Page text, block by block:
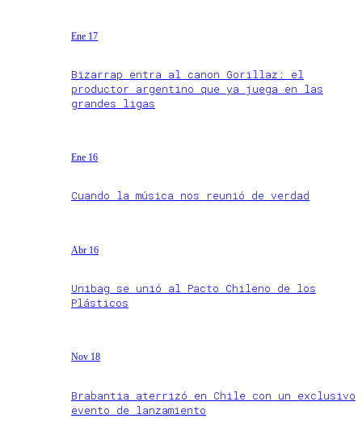
Ene 17
Bizarrap entra al canon Gorillaz: el
productor argentino que ya juega en las
grandes ligas
Ene 16
Cuando la música nos reunió de verdad
Abr 16
Unibag se unió al Pacto Chileno de los
Plásticos
Nov 18
Brabantia aterrizó en Chile con un exclusivo
evento de lanzamiento